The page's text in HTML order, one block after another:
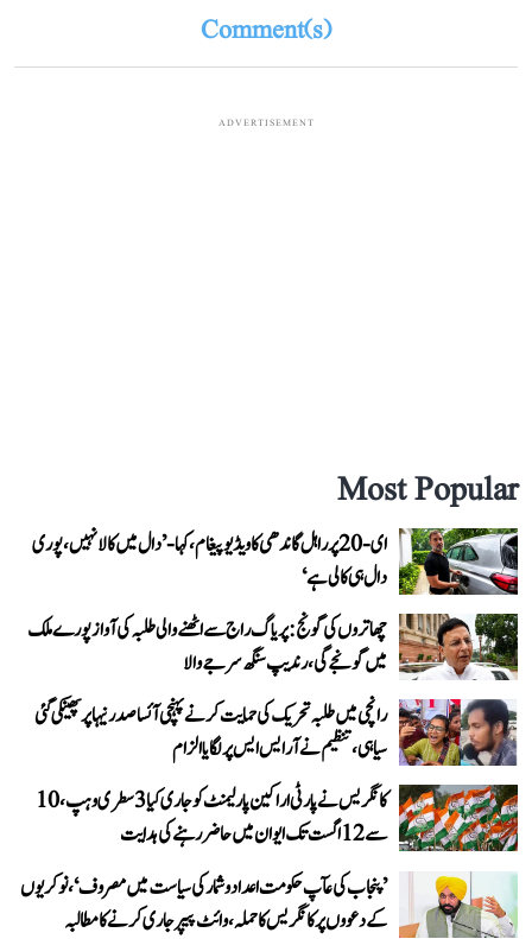
Comment(s)
ADVERTISEMENT
Most Popular
ای-20 پر راہل گاندھی کا ویڈیو پیغام، کہا- ’دال میں کالا نہیں، پوری
دال ہی کالی ہے‘
چھاتروں کی گونج: پریاگ راج سے اٹھنے والی طلبہ کی آواز پورے ملک
میں گونجے گی، رندیپ سنگھ سرجے والا
رانچی میں طلبہ تحریک کی حمایت کرنے پہنچی آئسا صدر نیہا پر پھینکی گئی
سیاہی، تنظیم نے آر ایس ایس پر لگایا الزام
کانگریس نے پارٹی اراکین پارلیمنٹ کو جاری کیا 3 سطری وہپ، 10
سے 12 اگست تک ایوان میں حاضر رہنے کی ہدایت
’پنجاب کی عآپ حکومت اعداد و شمار کی سیاست میں مصروف‘، نوکریوں
کے دعووں پر کانگریس کا حملہ، وائٹ پیپر جاری کرنے کا مطالبہ